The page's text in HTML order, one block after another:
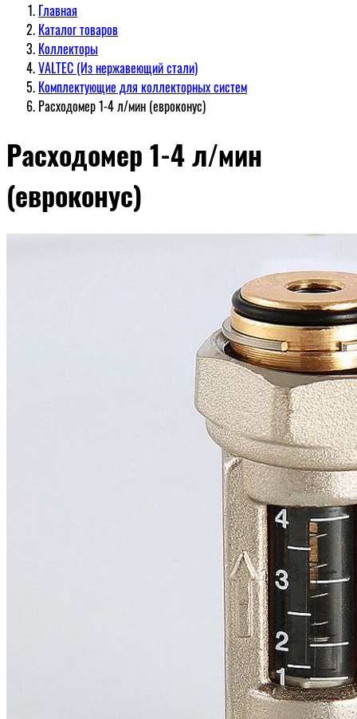
Главная
Каталог товаров
Коллекторы
VALTEC (Из нержавеющий стали)
Комплектующие для коллекторных систем
Расходомер 1-4 л/мин (евроконус)
Расходомер 1-4 л/мин
(евроконус)